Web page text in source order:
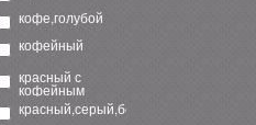
кофе,голубой
кофейный
красный с
кофейным
красный,серый,белый,черный